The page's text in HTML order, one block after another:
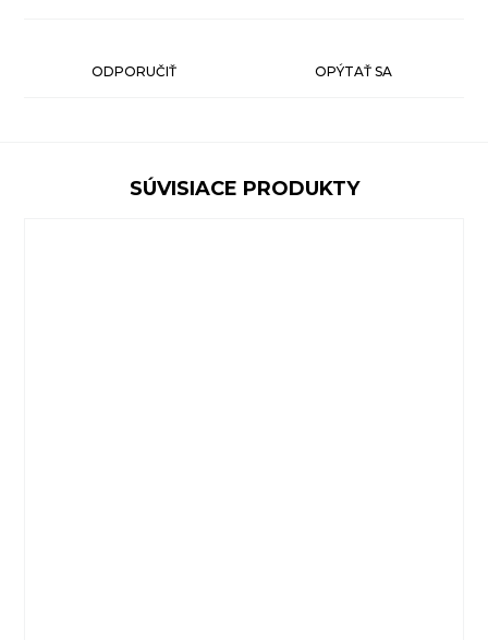
ODPORUČIŤ OPÝTAŤ SA
SÚVISIACE PRODUKTY